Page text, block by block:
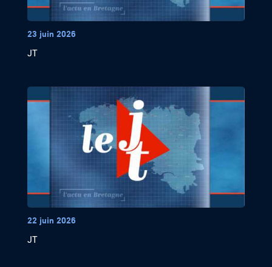
23 juin 2026
JT
22 juin 2026
JT